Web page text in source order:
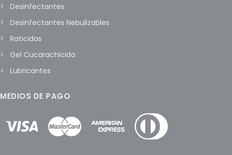
Desinfectantes
Desinfectantes Nebulizables
Raticidas
Gel Cucarachicida
Lubricantes
MEDIOS DE PAGO